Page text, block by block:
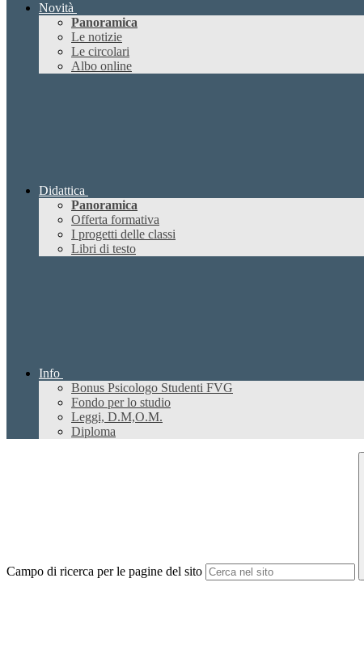
Novità
Panoramica
Le notizie
Le circolari
Albo online
Didattica
Panoramica
Offerta formativa
I progetti delle classi
Libri di testo
Info
Bonus Psicologo Studenti FVG
Fondo per lo studio
Leggi, D.M,O.M.
Diploma
Campo di ricerca per le pagine del sito